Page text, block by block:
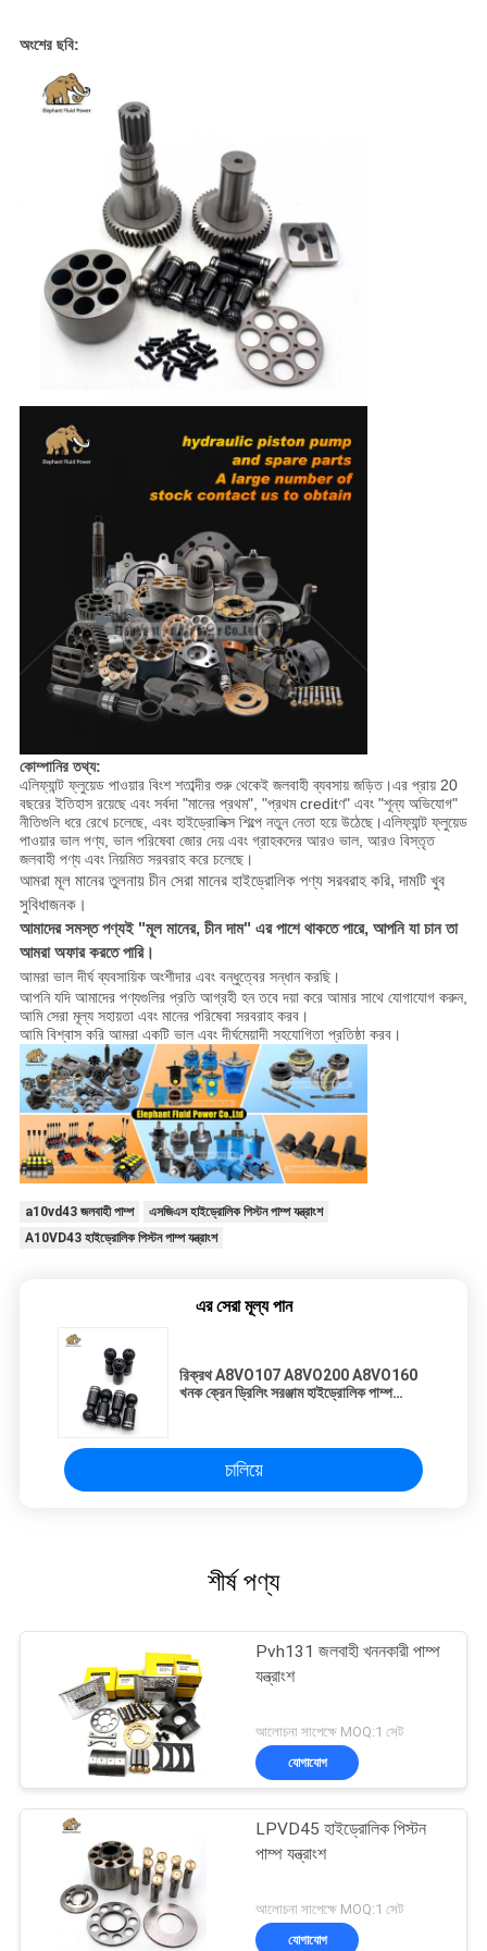
অংশের ছবি:
কোম্পানির তথ্য:
এলিফ্যান্ট ফ্লুয়েড পাওয়ার বিংশ শতাব্দীর শুরু থেকেই জলবাহী ব্যবসায় জড়িত।এর প্রায় 20
বছরের ইতিহাস রয়েছে এবং সর্বদা "মানের প্রথম", "প্রথম creditণ" এবং "শূন্য অভিযোগ"
নীতিগুলি ধরে রেখে চলেছে, এবং হাইড্রোলিক্স শিল্পে নতুন নেতা হয়ে উঠেছে।এলিফ্যান্ট ফ্লুয়েড
পাওয়ার ভাল পণ্য, ভাল পরিষেবা জোর দেয় এবং গ্রাহকদের আরও ভাল, আরও বিস্তৃত
জলবাহী পণ্য এবং নিয়মিত সরবরাহ করে চলেছে।
আমরা মূল মানের তুলনায় চীন সেরা মানের হাইড্রোলিক পণ্য সরবরাহ করি, দামটি খুব
সুবিধাজনক।
আমাদের সমস্ত পণ্যই "মূল মানের, চীন দাম" এর পাশে থাকতে পারে, আপনি যা চান তা
আমরা অফার করতে পারি।
আমরা ভাল দীর্ঘ ব্যবসায়িক অংশীদার এবং বন্ধুত্বের সন্ধান করছি।
আপনি যদি আমাদের পণ্যগুলির প্রতি আগ্রহী হন তবে দয়া করে আমার সাথে যোগাযোগ করুন,
আমি সেরা মূল্য সহায়তা এবং মানের পরিষেবা সরবরাহ করব।
আমি বিশ্বাস করি আমরা একটি ভাল এবং দীর্ঘমেয়াদী সহযোগিতা প্রতিষ্ঠা করব।
a10vd43 জলবাহী পাম্প
এসজিএস হাইড্রোলিক পিস্টন পাম্প যন্ত্রাংশ
A10VD43 হাইড্রোলিক পিস্টন পাম্প যন্ত্রাংশ
এর সেরা মূল্য পান
রিক্রথ A8VO107 A8VO200 A8VO160
খনক ক্রেন ড্রিলিং সরঞ্জাম হাইড্রোলিক পাম্প
চালিয়ে
শীর্ষ পণ্য
Pvh131 জলবাহী খননকারী পাম্প
যন্ত্রাংশ
আলোচনা সাপেক্ষে MOQ:1 সেট
যোগাযোগ
LPVD45 হাইড্রোলিক পিস্টন
পাম্প যন্ত্রাংশ
আলোচনা সাপেক্ষে MOQ:1 সেট
যোগাযোগ